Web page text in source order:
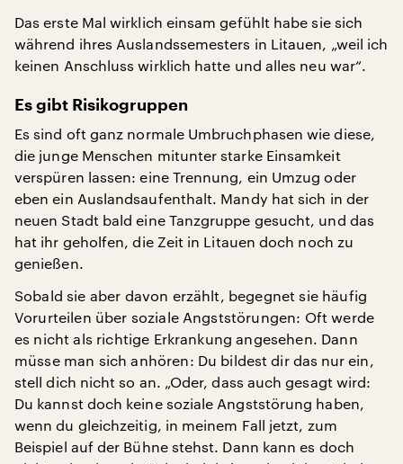
Das erste Mal wirklich einsam gefühlt habe sie sich
während ihres Auslandssemesters in Litauen, „weil ich
keinen Anschluss wirklich hatte und alles neu war“.
Es gibt Risikogruppen
Es sind oft ganz normale Umbruchphasen wie diese,
die junge Menschen mitunter starke Einsamkeit
verspüren lassen: eine Trennung, ein Umzug oder
eben ein Auslandsaufenthalt. Mandy hat sich in der
neuen Stadt bald eine Tanzgruppe gesucht, und das
hat ihr geholfen, die Zeit in Litauen doch noch zu
genießen.
Sobald sie aber davon erzählt, begegnet sie häufig
Vorurteilen über soziale Angststörungen: Oft werde
es nicht als richtige Erkrankung angesehen. Dann
müsse man sich anhören: Du bildest dir das nur ein,
stell dich nicht so an. „Oder, dass auch gesagt wird:
Du kannst doch keine soziale Angststörung haben,
wenn du gleichzeitig, in meinem Fall jetzt, zum
Beispiel auf der Bühne stehst. Dann kann es doch